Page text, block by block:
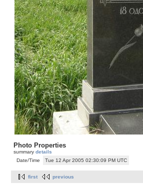
Photo Properties
summary details
Date/Time
Tue 12 Apr 2005 02:30:09 PM UTC
first previous